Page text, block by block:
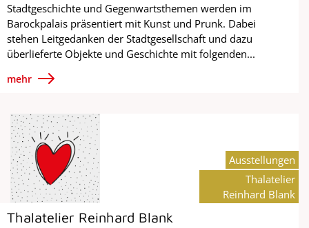
Stadtgeschichte und Gegenwartsthemen werden im
Barockpalais präsentiert mit Kunst und Prunk. Dabei
stehen Leitgedanken der Stadtgesellschaft und dazu
überlieferte Objekte und Geschichte mit folgenden...
mehr
Thalatelier Reinhard Blank
Ausstellungen
Thalatelier
Reinhard Blank